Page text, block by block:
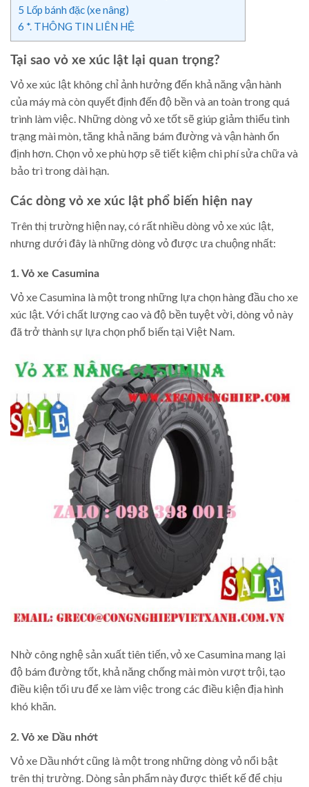
5 Lốp bánh đặc (xe nâng)
6 *. THÔNG TIN LIÊN HỆ
Tại sao vỏ xe xúc lật lại quan trọng?
Vỏ xe xúc lật không chỉ ảnh hưởng đến khả năng vận hành
của máy mà còn quyết định đến độ bền và an toàn trong quá
trình làm việc. Những dòng vỏ xe tốt sẽ giúp giảm thiểu tình
trạng mài mòn, tăng khả năng bám đường và vận hành ổn
định hơn. Chọn vỏ xe phù hợp sẽ tiết kiệm chi phí sửa chữa và
bảo trì trong dài hạn.
Các dòng vỏ xe xúc lật phổ biến hiện nay
Trên thị trường hiện nay, có rất nhiều dòng vỏ xe xúc lật,
nhưng dưới đây là những dòng vỏ được ưa chuộng nhất:
1. Vỏ xe Casumina
Vỏ xe Casumina là một trong những lựa chọn hàng đầu cho xe
xúc lật. Với chất lượng cao và độ bền tuyệt vời, dòng vỏ này
đã trở thành sự lựa chọn phổ biến tại Việt Nam.
Nhờ công nghệ sản xuất tiên tiến, vỏ xe Casumina mang lại
độ bám đường tốt, khả năng chống mài mòn vượt trội, tạo
điều kiện tối ưu để xe làm việc trong các điều kiện địa hình
khó khăn.
2. Vỏ xe Dầu nhớt
Vỏ xe Dầu nhớt cũng là một trong những dòng vỏ nổi bật
trên thị trường. Dòng sản phẩm này được thiết kế để chịu